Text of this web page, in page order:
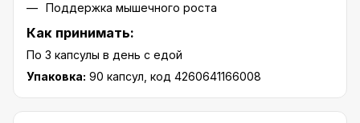
Поддержка мышечного роста
Как принимать:
По 3 капсулы в день с едой
Упаковка: 90 капсул, код 4260641166008